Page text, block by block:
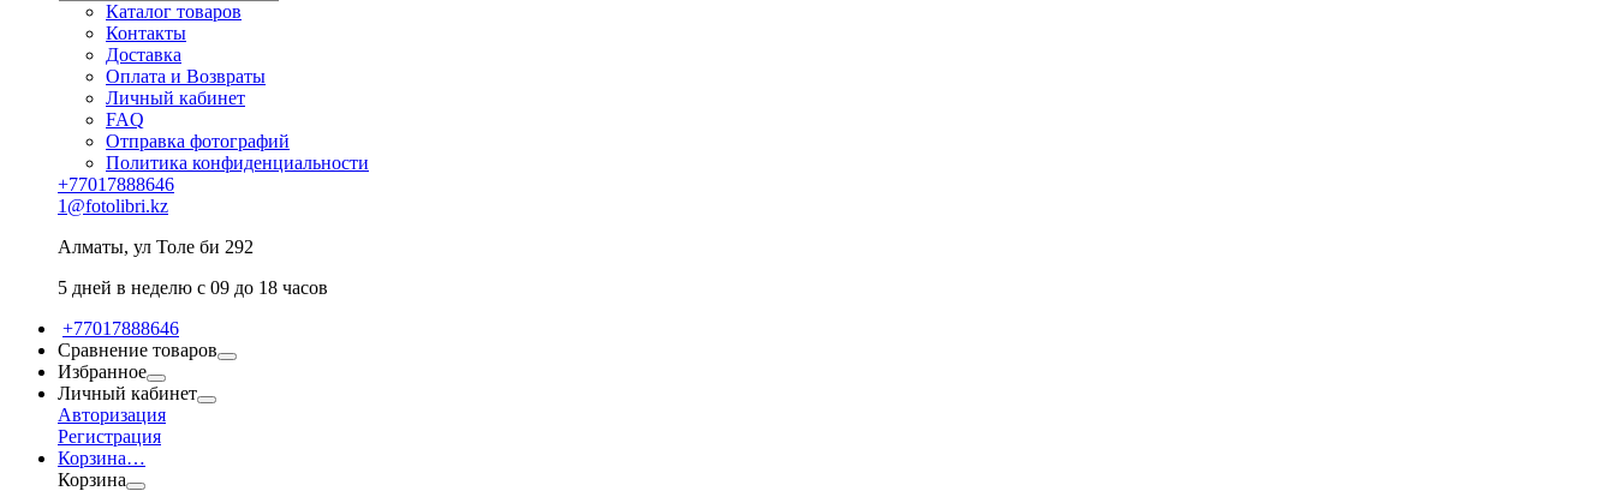
Каталог товаров
Контакты
Доставка
Оплата и Возвраты
Личный кабинет
FAQ
Отправка фотографий
Политика конфиденциальности
+77017888646
1@fotolibri.kz
Алматы, ул Толе би 292
5 дней в неделю с 09 до 18 часов
+77017888646
Сравнение товаров
Избранное
Личный кабинет
Авторизация
Регистрация
Корзина…
Корзина